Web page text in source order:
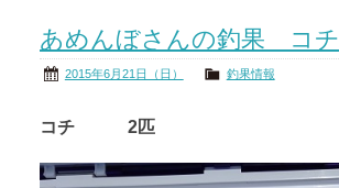
あめんぼさんの釣果 コチ
2015年6月21日（日） 釣果情報
コチ 2匹